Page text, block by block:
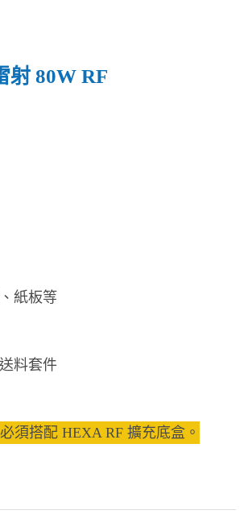
射 80W RF
紙板等
料套件
須搭配 HEXA RF 擴充底盒。